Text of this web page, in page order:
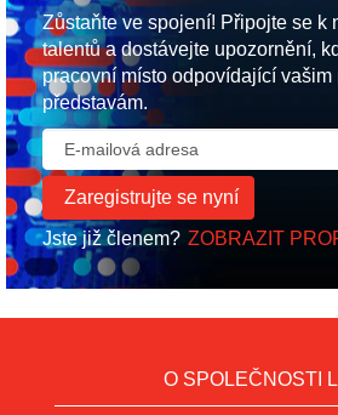
Zůstaňte ve spojení! Připojte se k
talentů a dostávejte upozornění,
pracovní místo odpovídající vašim
představám.
Jste již členem? ZOBRAZIT
O SPOLEČNOSTI